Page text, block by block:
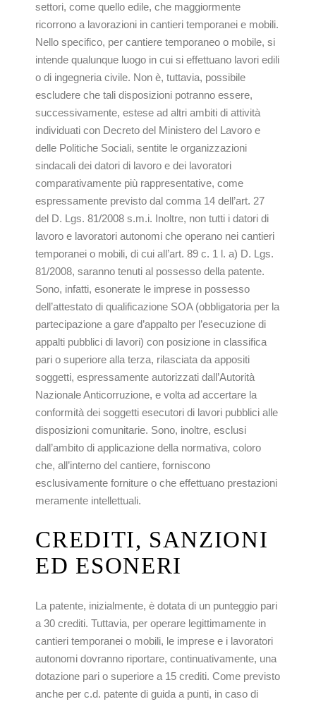
settori, come quello edile, che maggiormente
ricorrono a lavorazioni in cantieri temporanei e mobili.
Nello specifico, per cantiere temporaneo o mobile, si
intende qualunque luogo in cui si effettuano lavori edili
o di ingegneria civile. Non è, tuttavia, possibile
escludere che tali disposizioni potranno essere,
successivamente, estese ad altri ambiti di attività
individuati con Decreto del Ministero del Lavoro e
delle Politiche Sociali, sentite le organizzazioni
sindacali dei datori di lavoro e dei lavoratori
comparativamente più rappresentative, come
espressamente previsto dal comma 14 dell’art. 27
del D. Lgs. 81/2008 s.m.i. Inoltre, non tutti i datori di
lavoro e lavoratori autonomi che operano nei cantieri
temporanei o mobili, di cui all’art. 89 c. 1 l. a) D. Lgs.
81/2008, saranno tenuti al possesso della patente.
Sono, infatti, esonerate le imprese in possesso
dell’attestato di qualificazione SOA (obbligatoria per la
partecipazione a gare d’appalto per l’esecuzione di
appalti pubblici di lavori) con posizione in classifica
pari o superiore alla terza, rilasciata da appositi
soggetti, espressamente autorizzati dall’Autorità
Nazionale Anticorruzione, e volta ad accertare la
conformità dei soggetti esecutori di lavori pubblici alle
disposizioni comunitarie. Sono, inoltre, esclusi
dall’ambito di applicazione della normativa, coloro
che, all’interno del cantiere, forniscono
esclusivamente forniture o che effettuano prestazioni
meramente intellettuali.
CREDITI, SANZIONI
ED ESONERI
La patente, inizialmente, è dotata di un punteggio pari
a 30 crediti. Tuttavia, per operare legittimamente in
cantieri temporanei o mobili, le imprese e i lavoratori
autonomi dovranno riportare, continuativamente, una
dotazione pari o superiore a 15 crediti. Come previsto
anche per c.d. patente di guida a punti, in caso di